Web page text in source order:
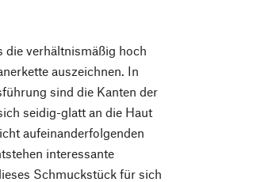
die verhältnismäßig hoch
auszeichnen. In
sind die Kanten der
seidig-glatt an die Haut
aufeinanderfolgenden
interessante
Schmuckstück für sich